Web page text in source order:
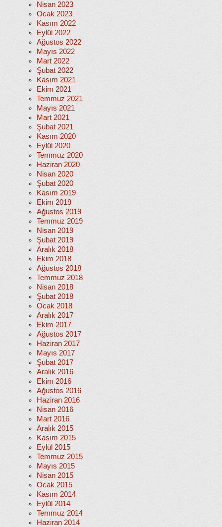
Nisan 2023
Ocak 2023
Kasım 2022
Eylül 2022
Ağustos 2022
Mayıs 2022
Mart 2022
Şubat 2022
Kasım 2021
Ekim 2021
Temmuz 2021
Mayıs 2021
Mart 2021
Şubat 2021
Kasım 2020
Eylül 2020
Temmuz 2020
Haziran 2020
Nisan 2020
Şubat 2020
Kasım 2019
Ekim 2019
Ağustos 2019
Temmuz 2019
Nisan 2019
Şubat 2019
Aralık 2018
Ekim 2018
Ağustos 2018
Temmuz 2018
Nisan 2018
Şubat 2018
Ocak 2018
Aralık 2017
Ekim 2017
Ağustos 2017
Haziran 2017
Mayıs 2017
Şubat 2017
Aralık 2016
Ekim 2016
Ağustos 2016
Haziran 2016
Nisan 2016
Mart 2016
Aralık 2015
Kasım 2015
Eylül 2015
Temmuz 2015
Mayıs 2015
Nisan 2015
Ocak 2015
Kasım 2014
Eylül 2014
Temmuz 2014
Haziran 2014